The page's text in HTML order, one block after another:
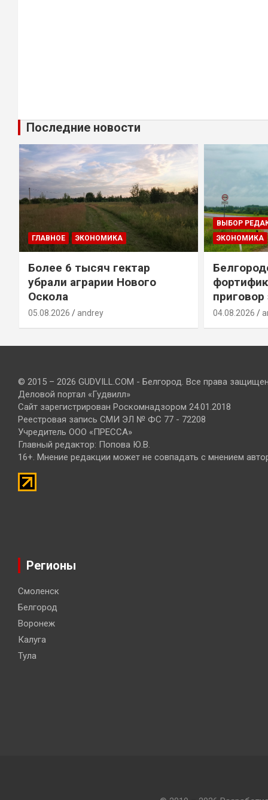
Последние новости
ГЛАВНОЕ ЭКОНОМИКА
Более 6 тысяч гектар
убрали аграрии Нового
Оскола
05.08.2026 andrey
ВЫБОР
ЭКОНОМИКА
04.08.2026
© 2015 – 2026 GUDVILL.COM - Белгород. Все права
Деловой портал «Гудвилл»
Сайт зарегистрирован Роскомнадзором 24.01.2018
Реестровая запись СМИ ЭЛ № ФС 77 - 72208
Учредитель ООО «ПРЕССА»
Главный редактор: Попова Ю.В.
16+. Мнение редакции может не совпадать с мнением
Регионы
Смоленск
Белгород
Воронеж
Калуга
Тула